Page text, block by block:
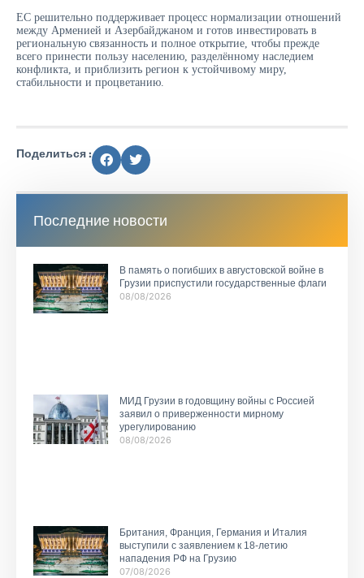
ЕС решительно поддерживает процесс нормализации отношений
между Арменией и Азербайджаном и готов инвестировать в
региональную связанность и полное открытие, чтобы прежде
всего принести пользу населению, разделённому наследием
конфликта, и приблизить регион к устойчивому миру,
стабильности и процветанию.
Поделиться :
Последние новости
В память о погибших в августовской войне в
Грузии приспустили государственные флаги
08/08/2026
МИД Грузии в годовщину войны с Россией
заявил о приверженности мирному
урегулированию
08/08/2026
Британия, Франция, Германия и Италия
выступили с заявлением к 18-летию
нападения РФ на Грузию
07/08/2026